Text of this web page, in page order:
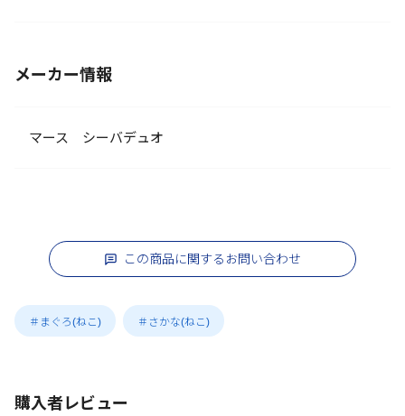
メーカー情報
マース シーバデュオ
この商品に関するお問い合わせ
＃まぐろ(ねこ) ＃さかな(ねこ)
購入者レビュー